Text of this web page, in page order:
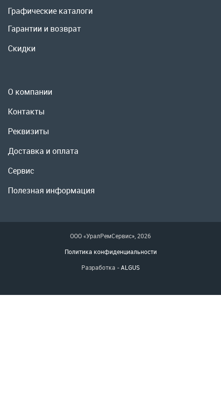
Полезная информация